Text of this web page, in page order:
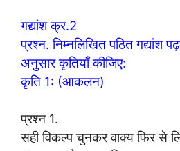
गद्यांश क्र.2
प्रश्न. निम्नलिखित पठित गद्यांश
अनुसार कृतियाँ कीजिए:
कृति 1: (आकलन)
प्रश्न 1.
सही विकल्प चुनकर वाक्य फिर से